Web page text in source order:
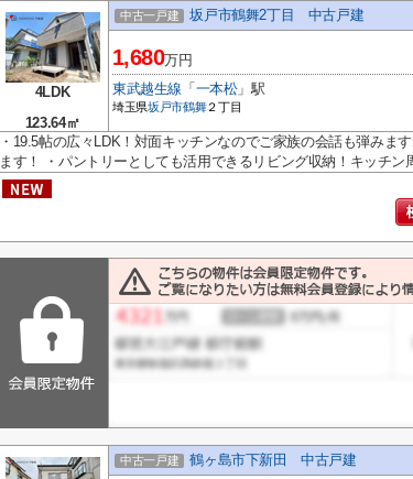
4LDK
123.64㎡
中古一戸建 坂戸市鶴舞2丁目 中古戸建
1,680万円
東武越生線 「 一本松」駅
埼玉県坂戸市鶴舞２丁目
・19.5帖の広々LDK！対面キッチンなのでご家族の会話も弾みま
ます！ ・パントリーとしても活用できるリビング収納！キッチン
中古一戸建 鶴ヶ島市下新田 中古戸建